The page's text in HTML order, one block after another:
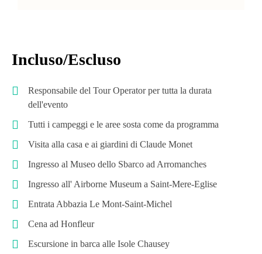
Incluso/Escluso
Responsabile del Tour Operator per tutta la durata
dell'evento
Tutti i campeggi e le aree sosta come da programma
Visita alla casa e ai giardini di Claude Monet
Ingresso al Museo dello Sbarco ad Arromanches
Ingresso all' Airborne Museum a Saint-Mere-Eglise
Entrata Abbazia Le Mont-Saint-Michel
Cena ad Honfleur
Escursione in barca alle Isole Chausey